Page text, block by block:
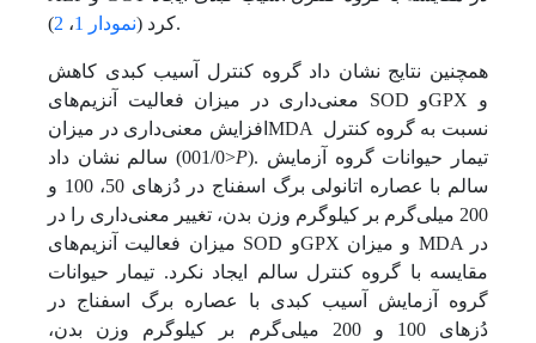
کرد (نمودار 1 ، 2 ).
همچنین نتایج نشان داد گروه کنترل آسیب کبدی کاهش
معنی‌داری در میزان فعالیت آنزیم‌های SOD وGPX و
افزایش معنی‌داری در میزانMDA نسبت به گروه کنترل
سالم نشان داد (001/0>P). تیمار حیوانات گروه آزمایش
سالم با عصاره اتانولی برگ اسفناج در دُزهای 50، 100 و
200 میلی‌گرم بر کیلوگرم وزن بدن، تغییر معنی‌داری را در
میزان فعالیت آنزیم‌های SOD وGPX و میزان MDA در
مقایسه با گروه کنترل سالم ایجاد نکرد. تیمار حیوانات
گروه آزمایش آسیب کبدی با عصاره برگ اسفناج در
دُزهای 100 و 200 میلی‌گرم بر کیلو‌گرم وزن بدن،